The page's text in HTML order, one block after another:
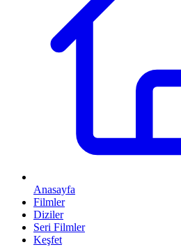
Anasayfa
Filmler
Diziler
Seri Filmler
Keşfet